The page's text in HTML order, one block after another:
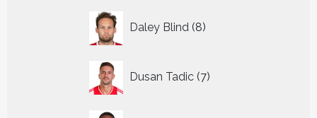
Daley Blind 8
producten
Dusan Tadic 7
producten